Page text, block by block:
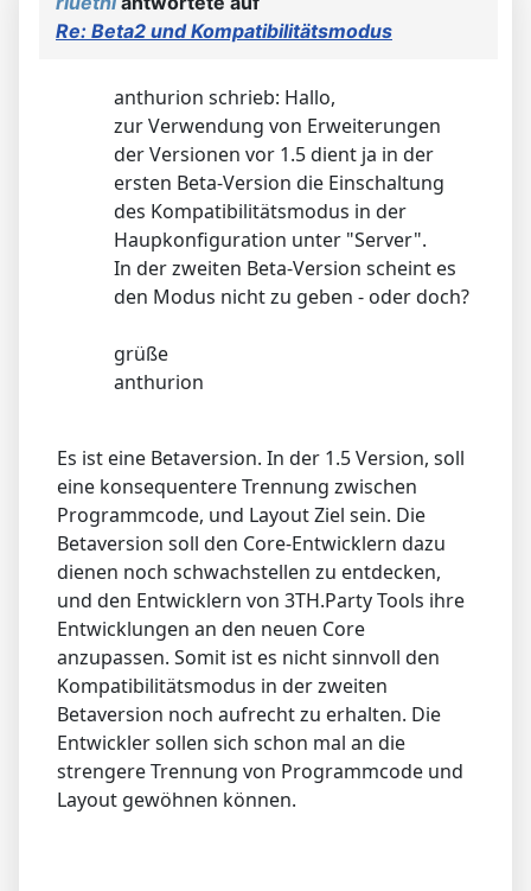
Re: Beta2 und Kompatibilitätsmodus
anthurion schrieb: Hallo,
zur Verwendung von Erweiterungen
der Versionen vor 1.5 dient ja in der
ersten Beta-Version die Einschaltung
des Kompatibilitätsmodus in der
Haupkonfiguration unter "Server".
In der zweiten Beta-Version scheint es
den Modus nicht zu geben - oder doch?
grüße
anthurion
Es ist eine Betaversion. In der 1.5 Version, soll
eine konsequentere Trennung zwischen
Programmcode, und Layout Ziel sein. Die
Betaversion soll den Core-Entwicklern dazu
dienen noch schwachstellen zu entdecken,
und den Entwicklern von 3TH.Party Tools ihre
Entwicklungen an den neuen Core
anzupassen. Somit ist es nicht sinnvoll den
Kompatibilitätsmodus in der zweiten
Betaversion noch aufrecht zu erhalten. Die
Entwickler sollen sich schon mal an die
strengere Trennung von Programmcode und
Layout gewöhnen können.